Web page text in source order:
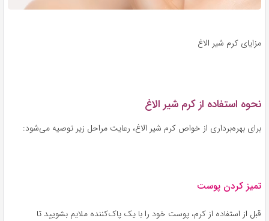
مزایای کرم شیر الاغ
نحوه استفاده از کرم شیر الاغ
برای بهره‌برداری از خواص کرم شیر الاغ، رعایت مراحل زیر توصیه می‌شود:
تمیز کردن پوست
قبل از استفاده از کرم، پوست خود را با یک پاک‌کننده ملایم بشویید تا